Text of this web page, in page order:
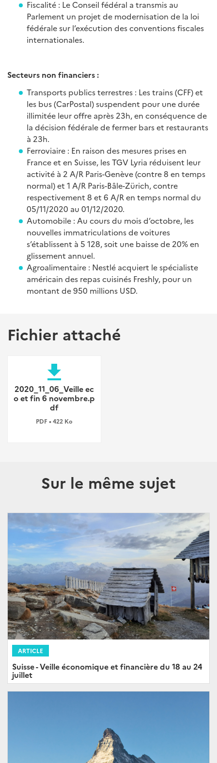
Fiscalité : Le Conseil fédéral a transmis au
Parlement un projet de modernisation de la loi
fédérale sur l’exécution des conventions fiscales
internationales.
Secteurs non financiers :
Transports publics terrestres : Les trains (CFF) et
les bus (CarPostal) suspendent pour une durée
illimitée leur offre après 23h, en conséquence de
la décision fédérale de fermer bars et restaurants
à 23h.
Ferroviaire : En raison des mesures prises en
France et en Suisse, les TGV Lyria réduisent leur
activité à 2 A/R Paris-Genève (contre 8 en temps
normal) et 1 A/R Paris-Bâle-Zürich, contre
respectivement 8 et 6 A/R en temps normal du
05/11/2020 au 01/12/2020.
Automobile : Au cours du mois d’octobre, les
nouvelles immatriculations de voitures
s’établissent à 5 128, soit une baisse de 20% en
glissement annuel.
Agroalimentaire : Nestlé acquiert le spécialiste
américain des repas cuisinés Freshly, pour un
montant de 950 millions USD.
Fichier attaché
file_download
2020_11_06_Veille ec
o et fin 6 novembre.p
df
PDF • 422 Ko
Sur le même sujet
ARTICLE
Suisse - Veille économique et financière du 18 au 24
juillet